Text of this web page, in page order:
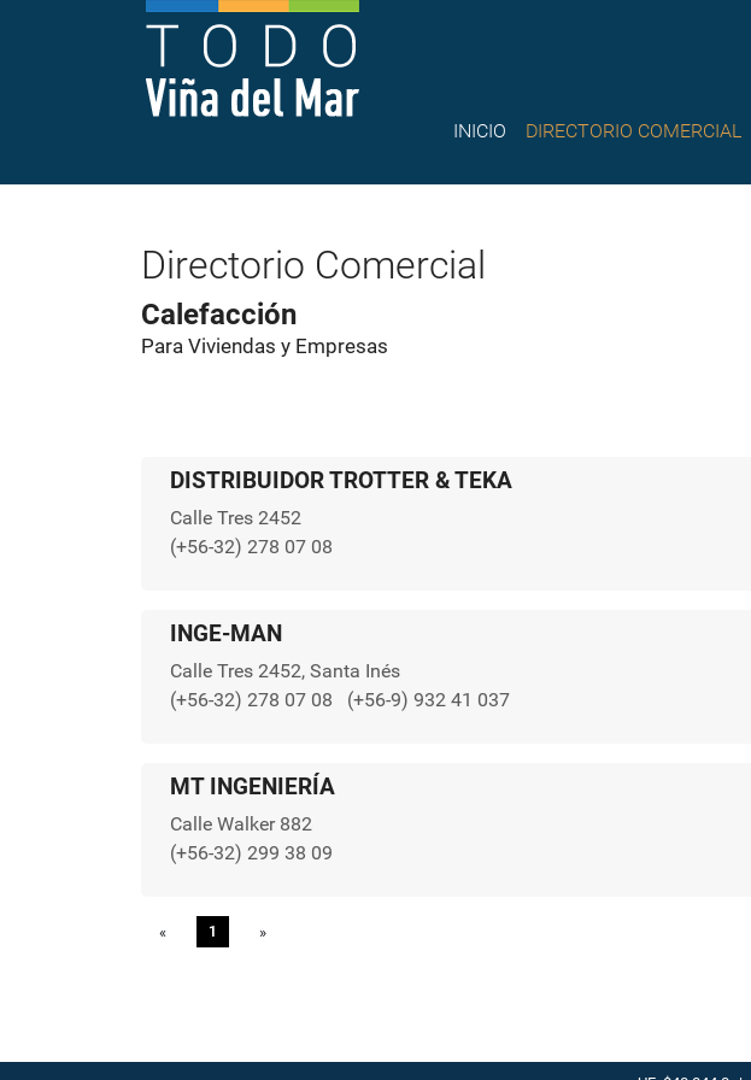
INICIO DIRECTORIO COMERCIAL
Directorio Comercial
Calefacción
Para Viviendas y Empresas
DISTRIBUIDOR TROTTER & TEKA
Calle Tres 2452
(+56-32) 278 07 08
INGE-MAN
Calle Tres 2452, Santa Inés
(+56-32) 278 07 08
(+56-9) 932 41 037
MT INGENIERÍA
Calle Walker 882
(+56-32) 299 38 09
« Previous
1 »